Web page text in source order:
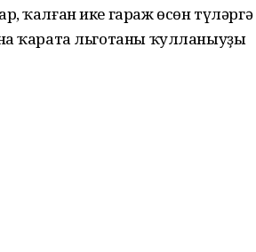
ҡалған ике гараж өсөн түләргә
ҡарата льготаны ҡулланыуҙы